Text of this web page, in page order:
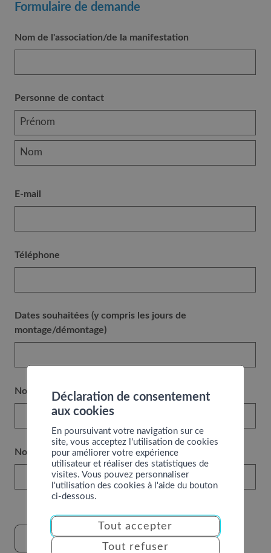
Formulaire de demande
Nom de l'association/de la manifestation
Personne de contact
E-mail
Téléphone
Dates souhaitées (y compris les jours de
montage/démontage)
Nombre de soirées
Nombre de personnes attendues
ENVOYER
Déclaration de consentement
aux cookies
En poursuivant votre navigation sur ce
site, vous acceptez l'utilisation de cookies
pour améliorer votre expérience
utilisateur et réaliser des statistiques de
visites. Vous pouvez personnaliser
l'utilisation des cookies à l'aide du bouton
ci-dessous.
Tout accepter
Tout refuser